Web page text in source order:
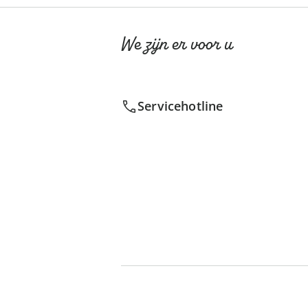
We zijn er voor u
Servicehotline